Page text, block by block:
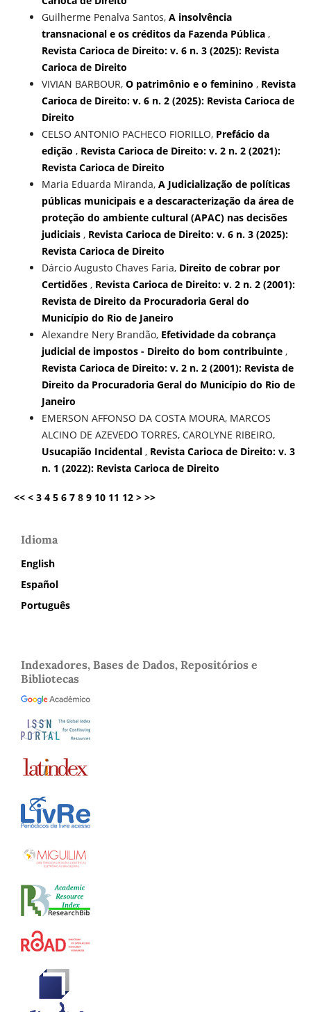
Guilherme Penalva Santos, A insolvência
transnacional e os créditos da Fazenda Pública ,
Revista Carioca de Direito: v. 6 n. 3 (2025): Revista
Carioca de Direito
VIVIAN BARBOUR, O patrimônio e o feminino , Revista
Carioca de Direito: v. 6 n. 2 (2025): Revista Carioca de
Direito
CELSO ANTONIO PACHECO FIORILLO, Prefácio da
edição , Revista Carioca de Direito: v. 2 n. 2 (2021):
Revista Carioca de Direito
Maria Eduarda Miranda, A Judicialização de políticas
públicas municipais e a descaracterização da área de
proteção do ambiente cultural (APAC) nas decisões
judiciais , Revista Carioca de Direito: v. 6 n. 3 (2025):
Revista Carioca de Direito
Dárcio Augusto Chaves Faria, Direito de cobrar por
Certidões , Revista Carioca de Direito: v. 2 n. 2 (2001):
Revista de Direito da Procuradoria Geral do
Município do Rio de Janeiro
Alexandre Nery Brandão, Efetividade da cobrança
judicial de impostos - Direito do bom contribuinte ,
Revista Carioca de Direito: v. 2 n. 2 (2001): Revista de
Direito da Procuradoria Geral do Município do Rio de
Janeiro
EMERSON AFFONSO DA COSTA MOURA, MARCOS
ALCINO DE AZEVEDO TORRES, CAROLYNE RIBEIRO,
Usucapião Incidental , Revista Carioca de Direito: v. 3
n. 1 (2022): Revista Carioca de Direito
<< < 3 4 5 6 7 8 9 10 11 12 > >>
Idioma
English
Español
Português
Indexadores, Bases de Dados, Repositórios e
Bibliotecas